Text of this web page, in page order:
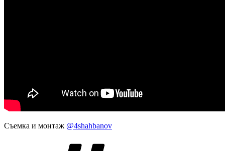
Съемка и монтаж @4shahbanov